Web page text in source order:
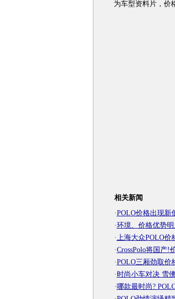
为车型资料片，价
相关新闻
·POLO价格出现新
·环境、价格优势
·上海大众POLO价
·CrossPolo将国产!
·POLO三厢劲取价
· 时尚小车对决 雪
·哪款最时尚?